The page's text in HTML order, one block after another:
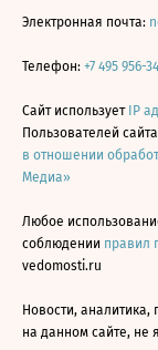
Электронная почта:
Телефон: +7 495 956-
Сайт использует IP
Пользователей
в отношении
Медиа»
Любое
соблюдении правил
vedomosti.ru
Новости,
на данном сайте, не